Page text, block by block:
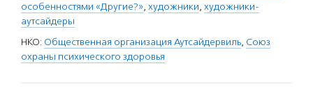
особенностями «Другие?», художники, художники-
аутсайдеры
НКО: Общественная организация Аутсайдервиль, Союз
охраны психического здоровья